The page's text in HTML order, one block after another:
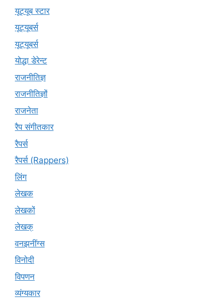
यूट्यूब स्टार
यूट्यूबर्स
यूट्‍यूबर्स
योद्धा डेरेन्ट
राजनीतिज्ञ
राजनीतिज्ञों
राजनेता
रैप संगीतकार
रैपर्स
रैपर्स (Rappers)
लिंग
लेखक
लेखकों
लेखक्
वनझनींग्स
विनोदी
विपणन
व्यंग्यकार